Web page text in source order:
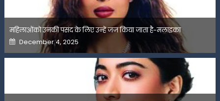
महिलाओंको उनकी पसंद के लिए उन्हें जज किया जाता है-मलाइका
Posted
on
December 4, 2025